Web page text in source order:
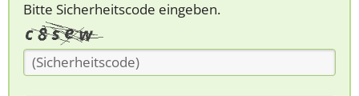
Bitte Sicherheitscode eingeben.